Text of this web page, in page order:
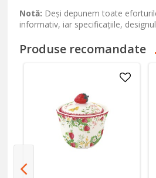
Notă: Deși depunem toate
informativ, iar specificațiile,
Produse recomandate